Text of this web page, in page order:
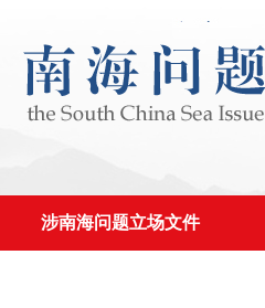
涉南海问题立场文件